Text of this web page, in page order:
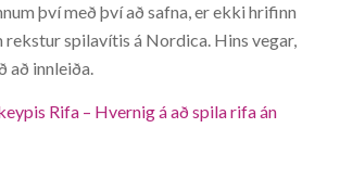
því með því að safna, er ekki hrifinn
rekstur spilavítis á Nordica. Hins vegar,
að innleiða.
Rifa – Hvernig á að spila rifa án